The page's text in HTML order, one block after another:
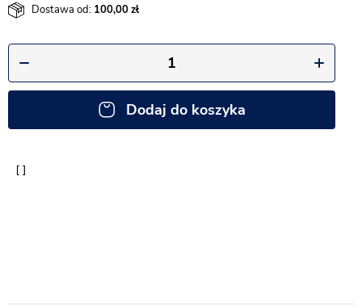
Dostawa od: 100,00
Dodaj do koszyka